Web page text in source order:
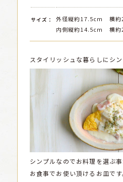
サイズ：
外径縦約17.5cm 横
内側縦約14.5cm 横約
スタイリッシュな暮らしにシン
シンプルなのでお料理を選ぶ
お食事でお使い頂けるお皿で